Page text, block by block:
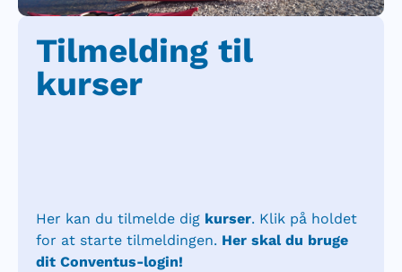
Tilmelding til
kurser
Her kan du tilmelde dig kurser. Klik på holdet
for at starte tilmeldingen. Her skal du bruge
dit Conventus-login!